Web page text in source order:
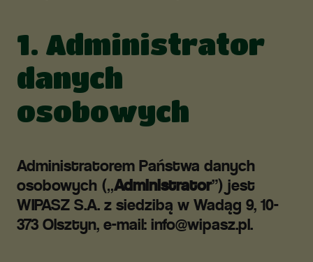
1. Administrator
danych
osobowych
Administratorem Państwa danych
osobowych („Administrator”) jest
WIPASZ S.A. z siedzibą w Wadąg 9, 10-
373 Olsztyn, e-mail: info@wipasz.pl.